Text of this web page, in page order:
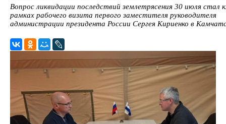
Вопрос ликвидации последствий землетрясения 30 июля стал
рамках рабочего визита первого заместителя руководителя
администрации президента России Сергея Кириенко в